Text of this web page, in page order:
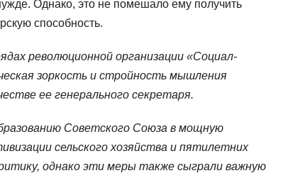
Однако, это не помешало ему получить
способность.
революционной организации «Социал-
зоркость и стройность мышления
ее генерального секретаря.
Советского Союза в мощную
сельского хозяйства и пятилетних
однако эти меры также сыграли важную